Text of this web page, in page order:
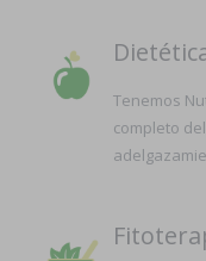
Tenemos
completo